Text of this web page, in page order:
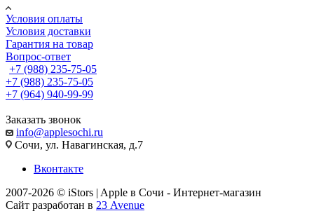
Условия оплаты
Условия доставки
Гарантия на товар
Вопрос-ответ
+7 (988) 235-75-05
+7 (988) 235-75-05
+7 (964) 940-99-99
Заказать звонок
info@applesochi.ru
Сочи, ул. Навагинская, д.7
Вконтакте
2007-2026 © iStors | Apple в Сочи - Интернет-магазин
Сайт разработан в 23 Avenue